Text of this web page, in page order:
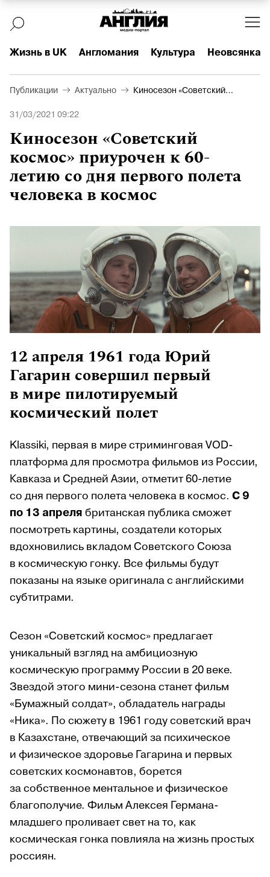
Жизнь в UK Англомания Культура Неовсянка
Публикации Актуально
Киносезон «Советский
31/03/2021 09:22
Киносезон «Советский
космос» приурочен к 60-
летию со дня первого полета
человека в космос
12 апреля 1961 года Юрий
Гагарин совершил первый
в мире пилотируемый
космический полет
Klassiki, первая в мире стриминговая VOD-
платформа для просмотра фильмов из России,
Кавказа и Средней Азии, отметит 60-летие
со дня первого полета человека в космос. С 9
по 13 апреля британская публика сможет
посмотреть картины, создатели которых
вдохновились вкладом Советского Союза
в космическую гонку. Все фильмы будут
показаны на языке оригинала с английскими
субтитрами.
Сезон «Советский космос» предлагает
уникальный взгляд на амбициозную
космическую программу России в 20 веке.
Звездой этого мини-сезона станет фильм
«Бумажный солдат», обладатель награды
«Ника». По сюжету в 1961 году советский врач
в Казахстане, отвечающий за психическое
и физическое здоровье Гагарина и первых
советских космонавтов, борется
за собственное ментальное и физическое
благополучие. Фильм Алексея Германа-
младшего проливает свет на то, как
космическая гонка повлияла на жизнь простых
россиян.